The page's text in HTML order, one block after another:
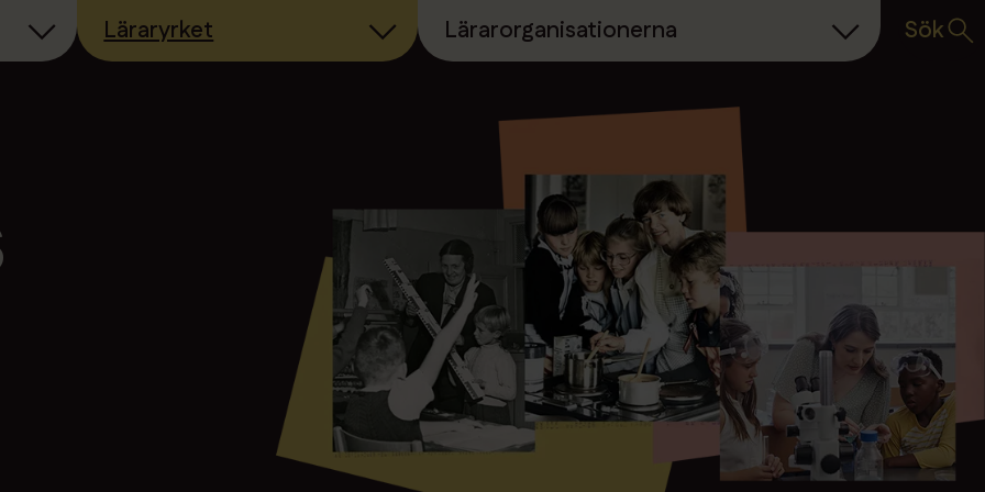
Läraryrket Lärarorganisationerna Sök